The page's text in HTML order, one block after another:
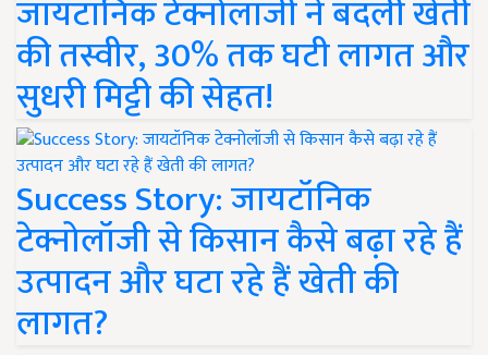
जायटॉनिक टेक्नोलॉजी ने बदली खेती
की तस्वीर, 30% तक घटी लागत और
सुधरी मिट्टी की सेहत!
Success Story: जायटॉनिक
टेक्नोलॉजी से किसान कैसे बढ़ा रहे हैं
उत्पादन और घटा रहे हैं खेती की
लागत?